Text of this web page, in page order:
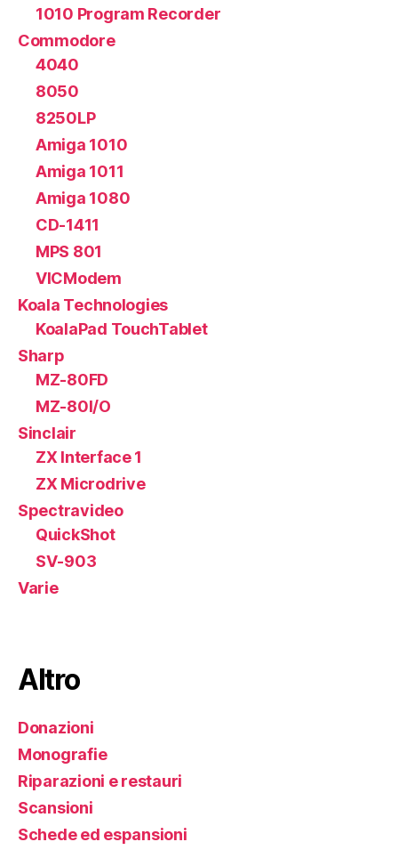
1010 Program Recorder
Commodore
4040
8050
8250LP
Amiga 1010
Amiga 1011
Amiga 1080
CD-1411
MPS 801
VICModem
Koala Technologies
KoalaPad TouchTablet
Sharp
MZ-80FD
MZ-80I/O
Sinclair
ZX Interface 1
ZX Microdrive
Spectravideo
QuickShot
SV-903
Varie
Altro
Donazioni
Monografie
Riparazioni e restauri
Scansioni
Schede ed espansioni